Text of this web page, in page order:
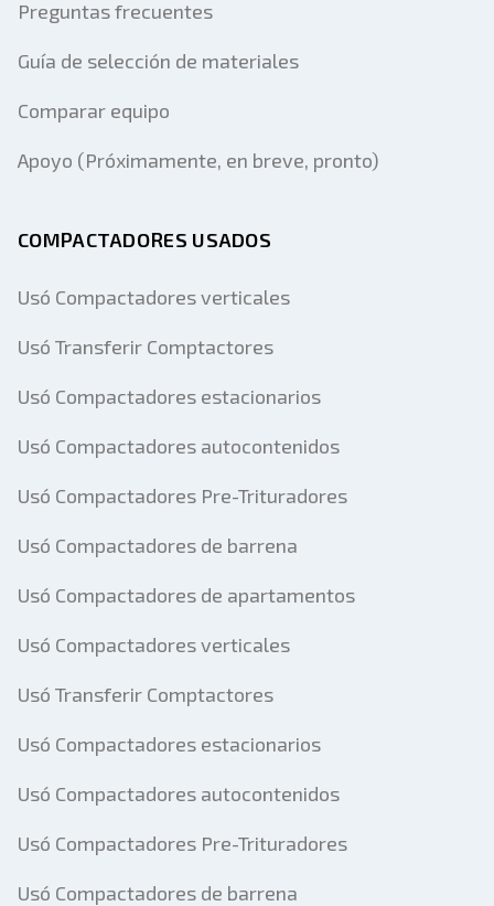
Preguntas frecuentes
Guía de selección de materiales
Comparar equipo
Apoyo (Próximamente, en breve, pronto)
COMPACTADORES USADOS
Usó Compactadores verticales
Usó Transferir Comptactores
Usó Compactadores estacionarios
Usó Compactadores autocontenidos
Usó Compactadores Pre-Trituradores
Usó Compactadores de barrena
Usó Compactadores de apartamentos
Usó Compactadores verticales
Usó Transferir Comptactores
Usó Compactadores estacionarios
Usó Compactadores autocontenidos
Usó Compactadores Pre-Trituradores
Usó Compactadores de barrena